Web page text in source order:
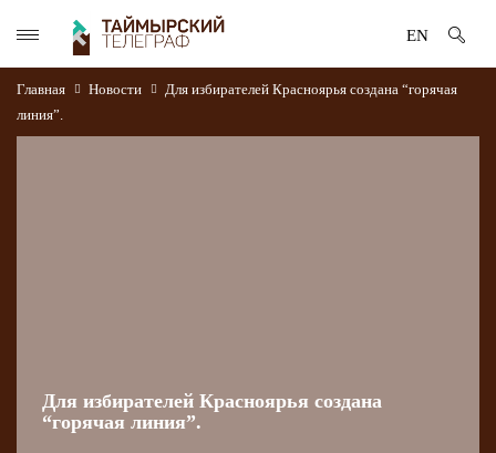
EN
Главная Новости
Для избирателей Красноярья создана “горячая
линия”.
Для избирателей Красноярья создана
“горячая линия”.